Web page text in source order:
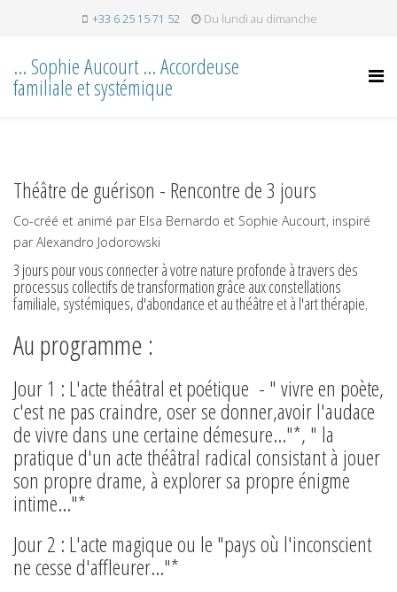
+33 6 25 15 71 52 Du lundi au dimanche
... Sophie Aucourt ... Accordeuse
familiale et systémique
Théâtre de guérison - Rencontre de 3 jours
Co-créé et animé par Elsa Bernardo et Sophie Aucourt, inspiré
par Alexandro Jodorowski
3 jours pour vous connecter à votre nature profonde à travers des
processus collectifs de transformation grâce aux constellations
familiale, systémiques, d'abondance et au théâtre et à l'art thérapie.
Au programme :
Jour 1 : L'acte théâtral et poétique - " vivre en poète,
c'est ne pas craindre, oser se donner,avoir l'audace
de vivre dans une certaine démesure..."*, " la
pratique d'un acte théâtral radical consistant à jouer
son propre drame, à explorer sa propre énigme
intime..."*
Jour 2 : L'acte magique ou le "pays où l'inconscient
ne cesse d'affleurer..."*